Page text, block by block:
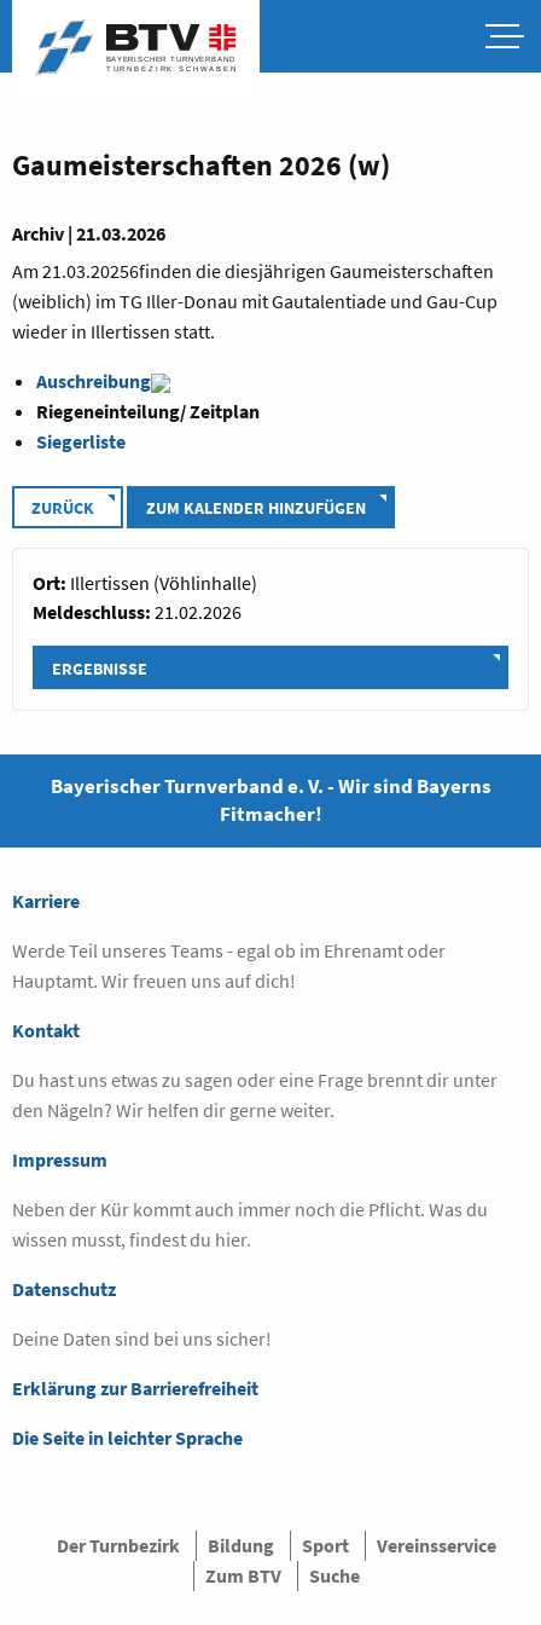
Gaumeisterschaften 2026 (w)
Archiv | 21.03.2026
Am 21.03.20256finden die diesjährigen Gaumeisterschaften
(weiblich) im TG Iller-Donau mit Gautalentiade und Gau-Cup
wieder in Illertissen statt.
Auschreibung
Riegeneinteilung/ Zeitplan
Siegerliste
ZURÜCK ZUM KALENDER HINZUFÜGEN
Ort: Illertissen (Vöhlinhalle)
Meldeschluss: 21.02.2026
ERGEBNISSE
Bayerischer Turnverband e. V. - Wir sind Bayerns
Fitmacher!
Karriere
Werde Teil unseres Teams - egal ob im Ehrenamt oder
Hauptamt. Wir freuen uns auf dich!
Kontakt
Du hast uns etwas zu sagen oder eine Frage brennt dir unter
den Nägeln? Wir helfen dir gerne weiter.
Impressum
Neben der Kür kommt auch immer noch die Pflicht. Was du
wissen musst, findest du hier.
Datenschutz
Deine Daten sind bei uns sicher!
Erklärung zur Barrierefreiheit
Die Seite in leichter Sprache
Der Turnbezirk Bildung Sport
Vereinsservice
Zum BTV
Suche